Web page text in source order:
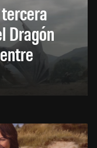
Dragón